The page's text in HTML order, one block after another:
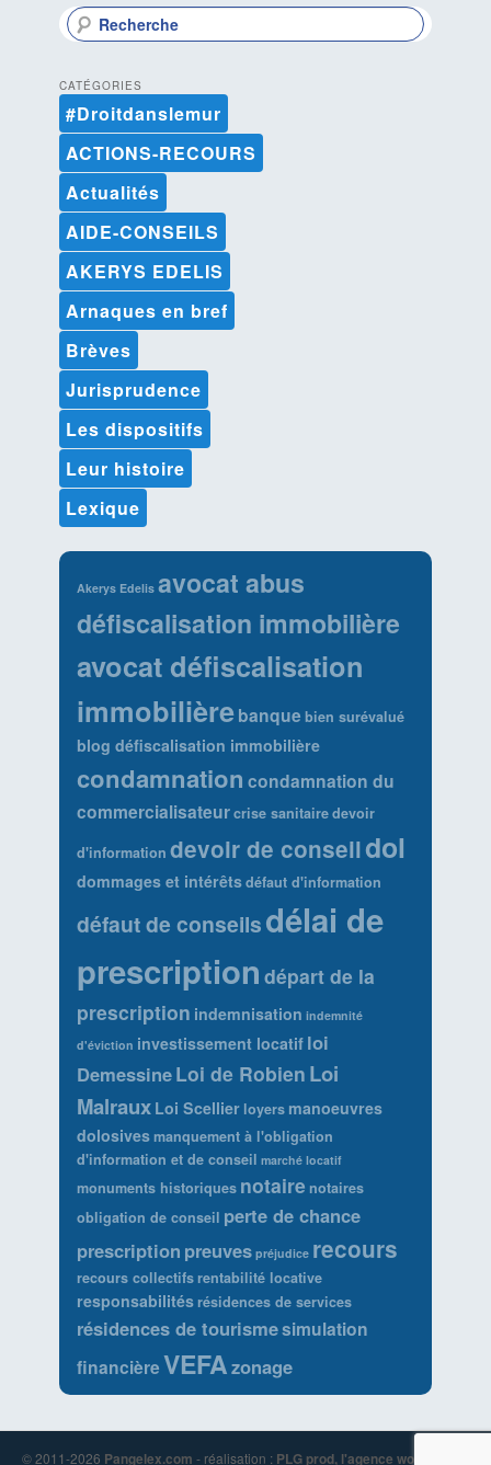
articles
R
e
h
e
c
h
CATÉGORIES
#Droitdanslemur
ACTIONS-RECOURS
Actualités
AIDE-CONSEILS
AKERYS EDELIS
Arnaques en bref
Brèves
Jurisprudence
Les dispositifs
Leur histoire
Lexique
Akerys Edelis avocat abus
défiscalisation immobilière
avocat défiscalisation
immobilièrebanque bien surévalué
blog défiscalisation immobilière
condamnation condamnation du
commercialisateurcrise sanitairedevoir
d'information devoir de conseildol
dommages et intérêtsdéfaut d'information
défaut de conseilsdélai de
prescription départ de la
prescription indemnisation indemnité
d'éviction investissement locatif loi
DemessineLoi de Robien Loi
Malraux Loi Scellier loyers manoeuvres
dolosivesmanquement à l'obligation
d'information et de conseil marché locatif
monuments historiques notaire notaires
obligation de conseil perte de chance
prescription preuves préjudice recours
recours collectifsrentabilité locative
responsabilitésrésidences de services
résidences de tourismesimulation
financièreVEFAzonage
© 2011-2026 Pangelex.com - réalisation : PLG prod, l'agence wordpress